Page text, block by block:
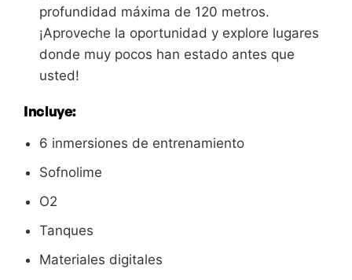
profundidad máxima de 120 metros.
¡Aproveche la oportunidad y explore lugares
donde muy pocos han estado antes que
usted!
Incluye:
6 inmersiones de entrenamiento
Sofnolime
O2
Tanques
Materiales digitales